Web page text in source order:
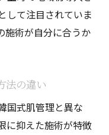
して注目されていま
施術が自分に合うか
法の違い
国式肌管理と異な
に抑えた施術が特徴